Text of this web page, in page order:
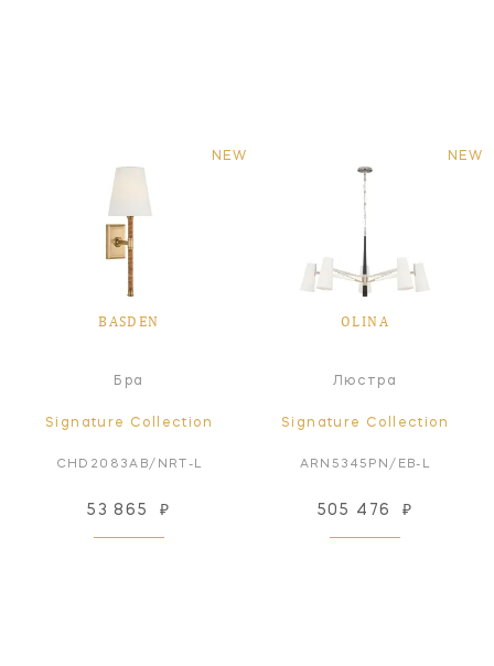
NEW
BASDEN
Бра
Signature Collection
CHD2083AB/NRT-L
53 865 ₽
NEW
OLINA
Люстра
Signature Collection
ARN5345PN/EB-L
505 476 ₽